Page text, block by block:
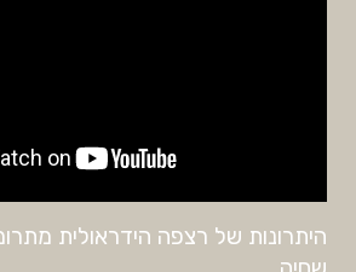
היתרונות של רצפה הידראולית